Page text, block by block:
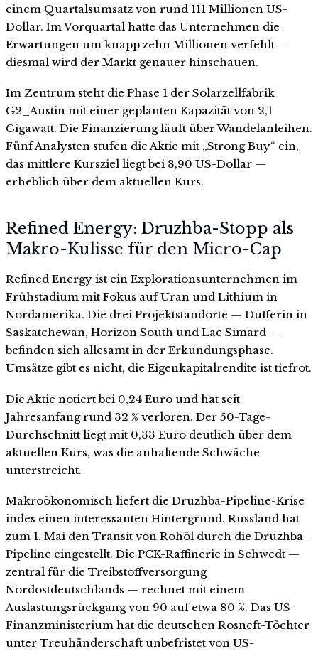
einem Quartalsumsatz von rund 111 Millionen US-
Dollar. Im Vorquartal hatte das Unternehmen die
Erwartungen um knapp zehn Millionen verfehlt —
diesmal wird der Markt genauer hinschauen.
Im Zentrum steht die Phase 1 der Solarzellfabrik
G2_Austin mit einer geplanten Kapazität von 2,1
Gigawatt. Die Finanzierung läuft über Wandelanleihen.
Fünf Analysten stufen die Aktie mit „Strong Buy“ ein,
das mittlere Kursziel liegt bei 8,90 US-Dollar —
erheblich über dem aktuellen Kurs.
Refined Energy: Druzhba-Stopp als
Makro-Kulisse für den Micro-Cap
Refined Energy ist ein Explorationsunternehmen im
Frühstadium mit Fokus auf Uran und Lithium in
Nordamerika. Die drei Projektstandorte — Dufferin in
Saskatchewan, Horizon South und Lac Simard —
befinden sich allesamt in der Erkundungsphase.
Umsätze gibt es nicht, die Eigenkapitalrendite ist tiefrot.
Die Aktie notiert bei 0,24 Euro und hat seit
Jahresanfang rund 32 % verloren. Der 50-Tage-
Durchschnitt liegt mit 0,33 Euro deutlich über dem
aktuellen Kurs, was die anhaltende Schwäche
unterstreicht.
Makroökonomisch liefert die Druzhba-Pipeline-Krise
indes einen interessanten Hintergrund. Russland hat
zum 1. Mai den Transit von Rohöl durch die Druzhba-
Pipeline eingestellt. Die PCK-Raffinerie in Schwedt —
zentral für die Treibstoffversorgung
Nordostdeutschlands — rechnet mit einem
Auslastungsrückgang von 90 auf etwa 80 %. Das US-
Finanzministerium hat die deutschen Rosneft-Töchter
unter Treuhänderschaft unbefristet von US-